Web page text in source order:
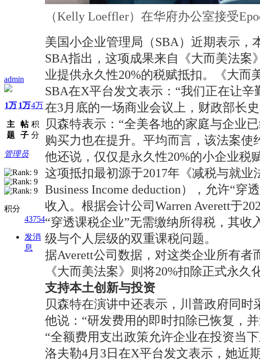
admin
1万
主
题
1万
帖
子
4万
积
分
管理员
积分
43754
发消
息
（Kelly Loeffler）在华府办公室接受
美国小企业管理局（SBA）近期表示，
SBA指出，这项成果来自《大而美法
业提供永久性20%的税赋抵扣。《大而
SBA在X平台发文表示：“我们正在让
在3月底的一场商业会议上，财政部长史
贝森特表示：“全美各地的家庭与企业
购买力也在提升。平均而言，该法案使
他还说，仅仅是永久性20%的小企业税
这项抵扣最初源于2017年《减税与就业
Business Income deduction），允许“
收入。根据会计公司Warren Averett于
“穿透课税企业”无需缴纳所得税，其
级与个人层级的双重课税问题。
据Averett公司数据，对这类企业所有者
《大而美法案》则将20%扣除正式永久
支持本土创新与投资
贝森特在演讲中还表示，川普政府同时
他说：“研发费用的即时扣除已恢复，
“全额费用支出政策允许企业在投资当
洛夫勒4月3日在X平台发文表示，她近